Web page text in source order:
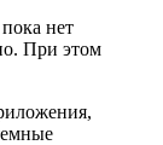
нет
При этом